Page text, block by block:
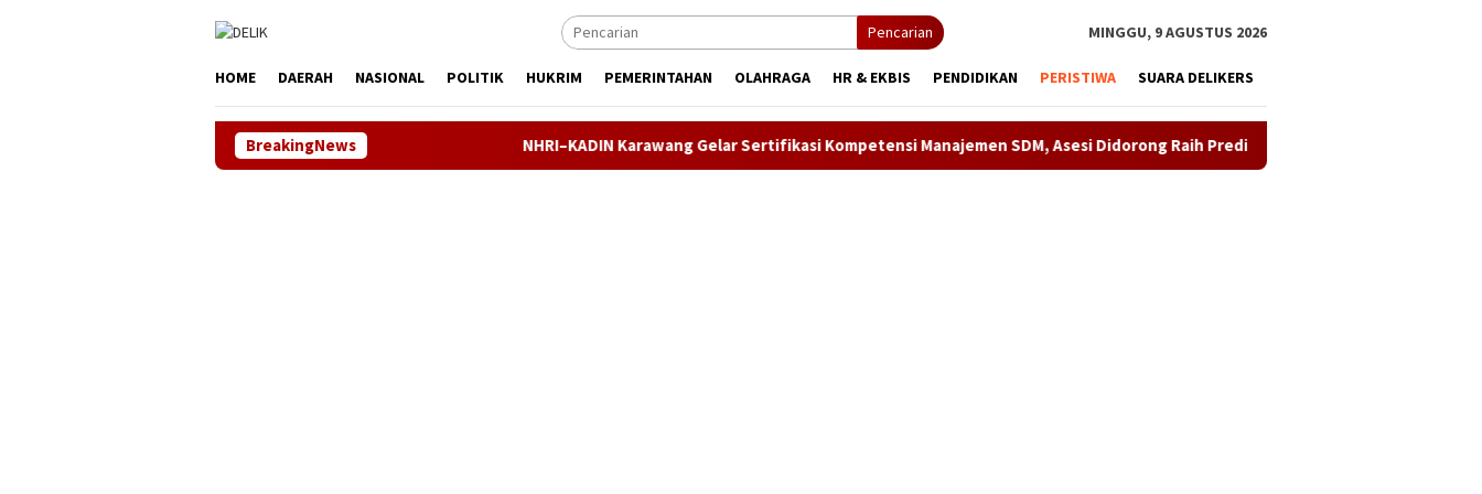
Pencarian MINGGU, 9 AGUSTUS 2026
HOME DAERAH NASIONAL POLITIK HUKRIM PEMERINTAHAN OLAHRAGA HR & EKBIS PENDIDIKAN PERISTIWA SUARA DELIKERS
BreakingNews NHRI–KADIN Karawang Gelar Sertifikasi Kompetensi Manajemen SDM, Asesi Didorong Raih Predikat Kompeten